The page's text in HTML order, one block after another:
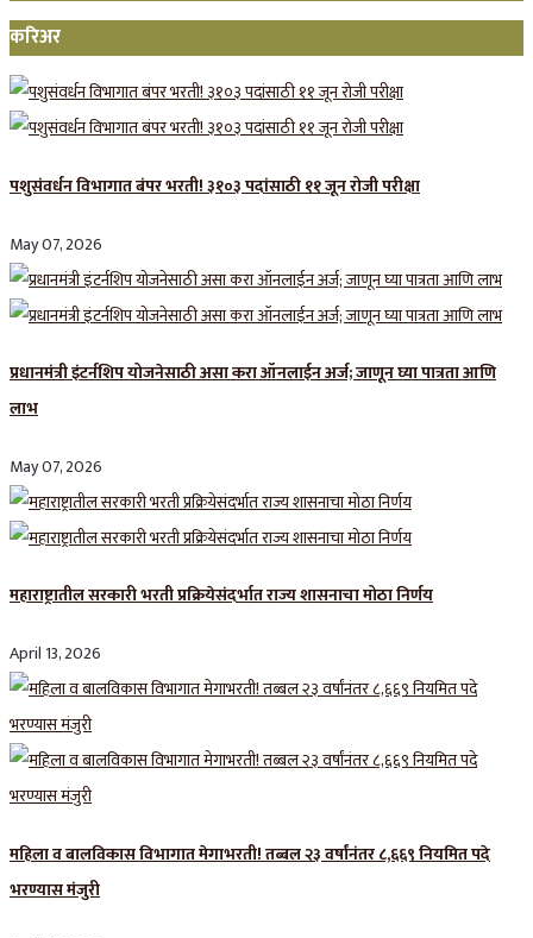
करिअर
पशुसंवर्धन विभागात बंपर भरती! ३१०३ पदांसाठी ११ जून रोजी परीक्षा
May 07, 2026
प्रधानमंत्री इंटर्नशिप योजनेसाठी असा करा ऑनलाईन अर्ज; जाणून घ्या पात्रता आणि
लाभ
May 07, 2026
महाराष्ट्रातील सरकारी भरती प्रक्रियेसंदर्भात राज्य शासनाचा मोठा निर्णय
April 13, 2026
महिला व बालविकास विभागात मेगाभरती! तब्बल २३ वर्षांनंतर ८,६६९ नियमित पदे
भरण्यास मंजुरी